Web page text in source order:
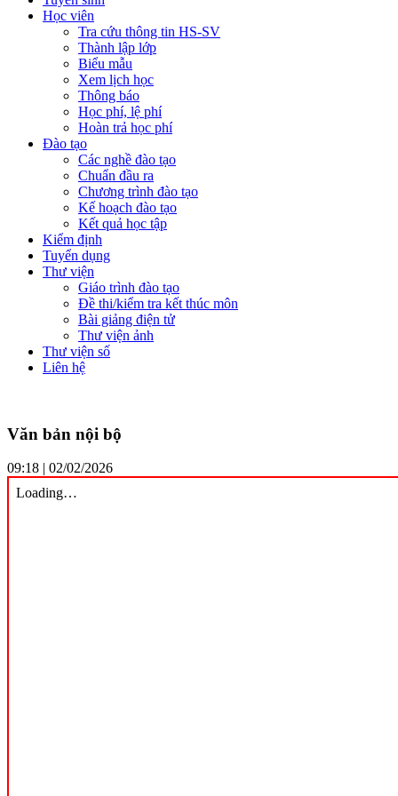
Học viên
Tra cứu thông tin HS-SV
Thành lập lớp
Biểu mẫu
Xem lịch học
Thông báo
Học phí, lệ phí
Hoàn trả học phí
Đào tạo
Các nghề đào tạo
Chuẩn đầu ra
Chương trình đào tạo
Kế hoạch đào tạo
Kết quả học tập
Kiểm định
Tuyển dụng
Thư viện
Giáo trình đào tạo
Đề thi/kiểm tra kết thúc môn
Bài giảng điện tử
Thư viện ảnh
Thư viện số
Liên hệ
Văn bản nội bộ
09:18 | 02/02/2026